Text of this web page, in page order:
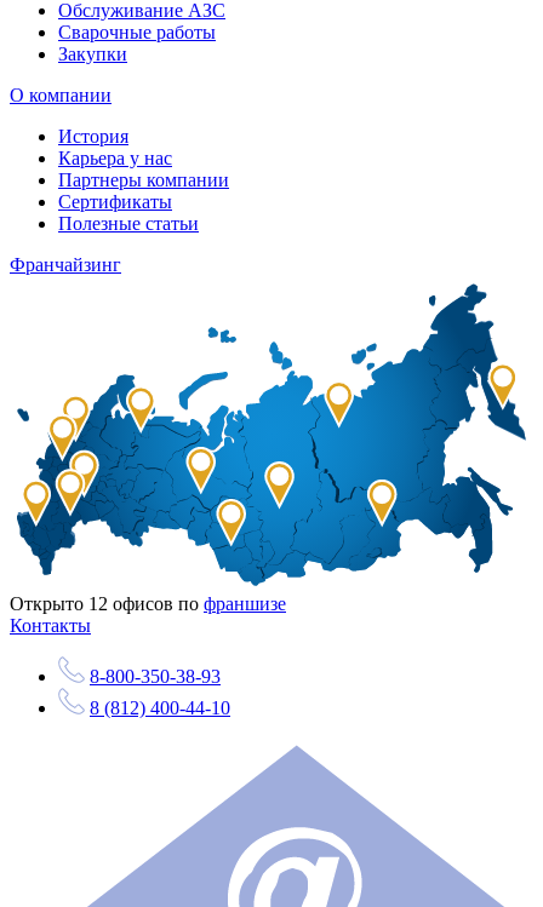
Обслуживание АЗС
Сварочные работы
Закупки
О компании
История
Карьера у нас
Партнеры компании
Сертификаты
Полезные статьи
Франчайзинг
Открыто 12 офисов по франшизе
Контакты
8-800-350-38-93
8 (812) 400-44-10